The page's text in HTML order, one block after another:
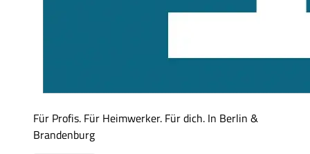
Für Profis. Für Heimwerker. Für dich. In Berlin &
Brandenburg